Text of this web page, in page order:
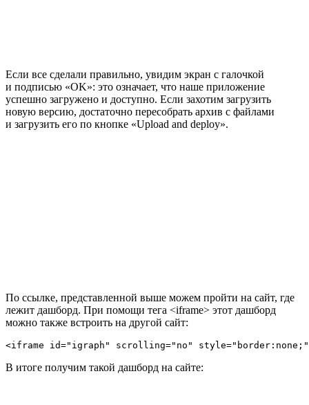
Если все сделали правильно, увидим экран с галочкой
и подписью «OK»: это означает, что наше приложение
успешно загружено и доступно. Если захотим загрузить
новую версию, достаточно пересобрать архив с файлами
и загрузить его по кнопке «Upload and deploy».
По ссылке, представленной выше можем пройти на сайт, где
лежит дашборд. При помощи тега <iframe> этот дашборд
можно также встроить на другой сайт:
<iframe id="igraph" scrolling="no"
В итоге получим такой дашборд на сайте: